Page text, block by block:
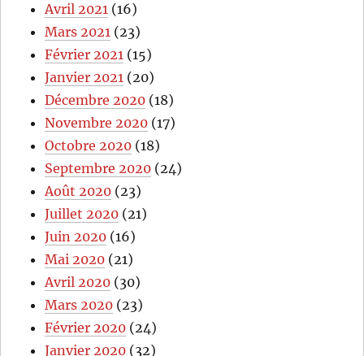
Avril 2021 (16)
Mars 2021 (23)
Février 2021 (15)
Janvier 2021 (20)
Décembre 2020 (18)
Novembre 2020 (17)
Octobre 2020 (18)
Septembre 2020 (24)
Août 2020 (23)
Juillet 2020 (21)
Juin 2020 (16)
Mai 2020 (21)
Avril 2020 (30)
Mars 2020 (23)
Février 2020 (24)
Janvier 2020 (32)